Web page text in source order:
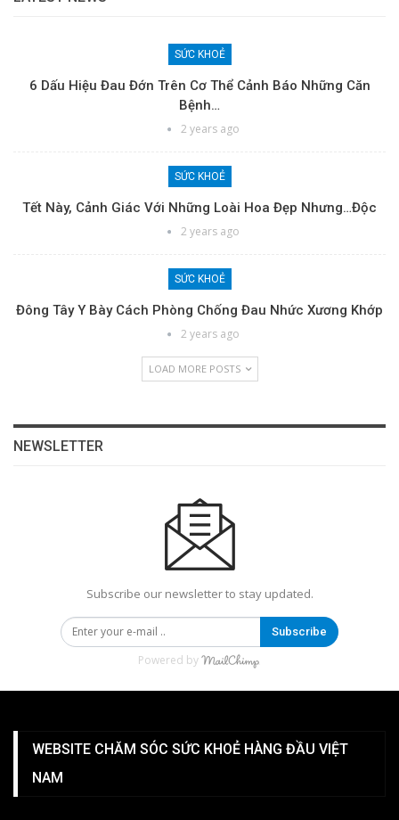
SỨC KHOẺ
6 Dấu Hiệu Đau Đớn Trên Cơ Thể Cảnh Báo Những Căn
Bệnh…
2 years ago
SỨC KHOẺ
Tết Này, Cảnh Giác Với Những Loài Hoa Đẹp Nhưng…độc
2 years ago
SỨC KHOẺ
Đông Tây Y Bày Cách Phòng Chống Đau Nhức Xương Khớp
2 years ago
LOAD MORE POSTS
NEWSLETTER
Subscribe our newsletter to stay updated.
Subscribe
Powered by
WEBSITE CHĂM SÓC SỨC KHOẺ HÀNG ĐẦU VIỆT
NAM